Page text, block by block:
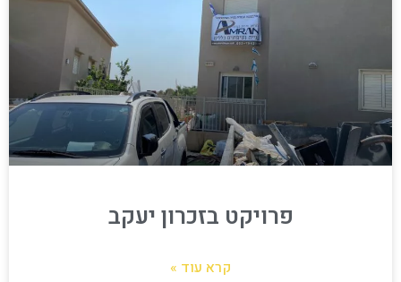
פרויקט בזכרון יעקב
קרא עוד »